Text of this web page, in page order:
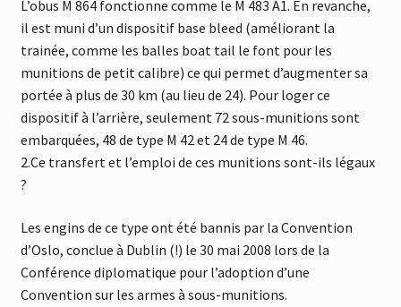
L’obus M 864 fonctionne comme le M 483 A1. En revanche,
il est muni d’un dispositif base bleed (améliorant la
trainée, comme les balles boat tail le font pour les
munitions de petit calibre) ce qui permet d’augmenter sa
portée à plus de 30 km (au lieu de 24). Pour loger ce
dispositif à l’arrière, seulement 72 sous-munitions sont
embarquées, 48 de type M 42 et 24 de type M 46.
2.Ce transfert et l’emploi de ces munitions sont-ils légaux
?
Les engins de ce type ont été bannis par la Convention
d’Oslo, conclue à Dublin (!) le 30 mai 2008 lors de la
Conférence diplomatique pour l’adoption d’une
Convention sur les armes à sous-munitions.